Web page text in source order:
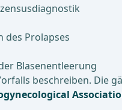
des Prolapses
Blasenentleerung
beschreiben. Die